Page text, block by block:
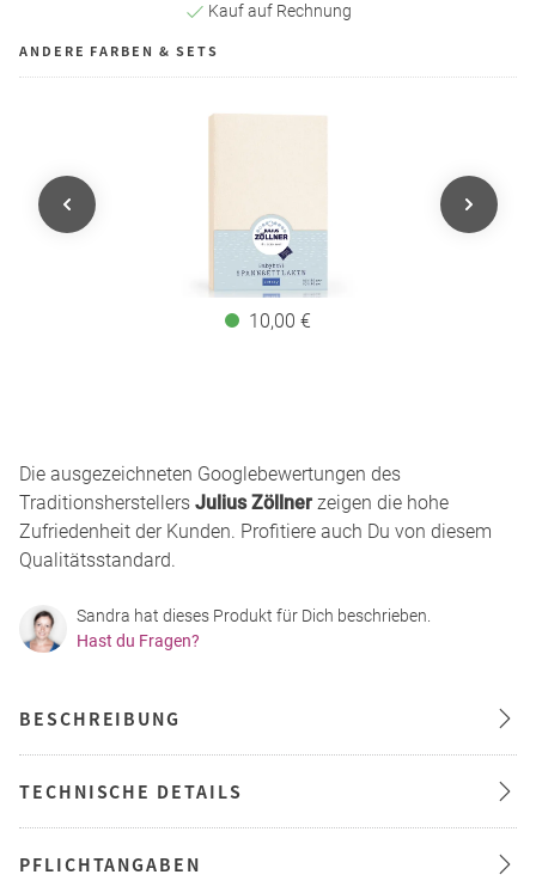
Kauf auf Rechnung
ANDERE FARBEN & SETS
10,00 €
Die ausgezeichneten Googlebewertungen des
Traditionsherstellers Julius Zöllner zeigen die hohe
Zufriedenheit der Kunden. Profitiere auch Du von diesem
Qualitätsstandard.
Sandra hat dieses Produkt für Dich beschrieben.
Hast du Fragen?
BESCHREIBUNG
TECHNISCHE DETAILS
PFLICHTANGABEN